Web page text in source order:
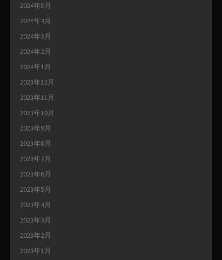
2024年5月
2024年4月
2024年3月
2024年2月
2024年1月
2023年12月
2023年11月
2023年10月
2023年9月
2023年8月
2023年7月
2023年6月
2023年5月
2023年4月
2023年3月
2023年2月
2023年1月